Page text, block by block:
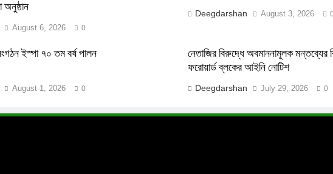
অনুষ্ঠান
August 6, 2026 0
Deegdarshan August 3, 2026 0
সংগঠন ইস্পা ৭০ তম বর্ষ পালন
August 1, 2026 0
নেতাজির বিরুদ্ধে অবমাননামূলক মন্তব্যের
ফরোয়ার্ড ব্লকের আইনি নোটিশ
Deegdarshan July 29, 2026 0